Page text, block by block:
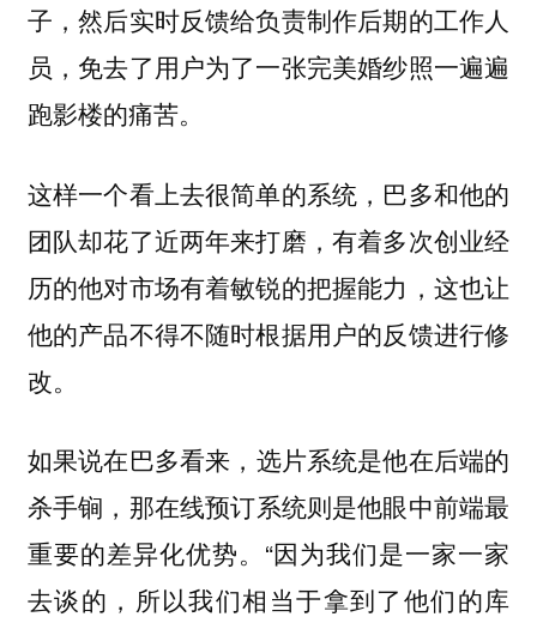
子，然后实时反馈给负责制作后期的工作人
员，免去了用户为了一张完美婚纱照一遍遍
跑影楼的痛苦。
这样一个看上去很简单的系统，巴多和他的
团队却花了近两年来打磨，有着多次创业经
历的他对市场有着敏锐的把握能力，这也让
他的产品不得不随时根据用户的反馈进行修
改。
如果说在巴多看来， 选片系统是他在后端的
杀手锏，那在线预订系统则是他眼中前端最
重要的差异化优势。“因为我们是一家一家
去谈的，所以我们相当于拿到了他们的库